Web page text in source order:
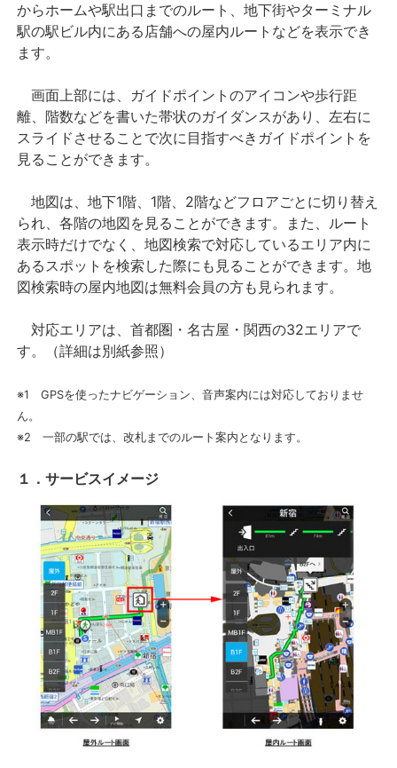
からホームや駅出口までのルート、地下街やターミナル
駅の駅ビル内にある店舗への屋内ルートなどを表示でき
ます。
画面上部には、ガイドポイントのアイコンや歩行距
離、階数などを書いた帯状のガイダンスがあり、左右に
スライドさせることで次に目指すべきガイドポイントを
見ることができます。
地図は、地下1階、1階、2階などフロアごとに切り替え
られ、各階の地図を見ることができます。また、ルート
表示時だけでなく、地図検索で対応しているエリア内に
あるスポットを検索した際にも見ることができます。地
図検索時の屋内地図は無料会員の方も見られます。
対応エリアは、首都圏・名古屋・関西の32エリアで
す。（詳細は別紙参照）
※1 GPSを使ったナビゲーション、音声案内には対応しておりませ
ん。
※2 一部の駅では、改札までのルート案内となります。
１．サービスイメージ